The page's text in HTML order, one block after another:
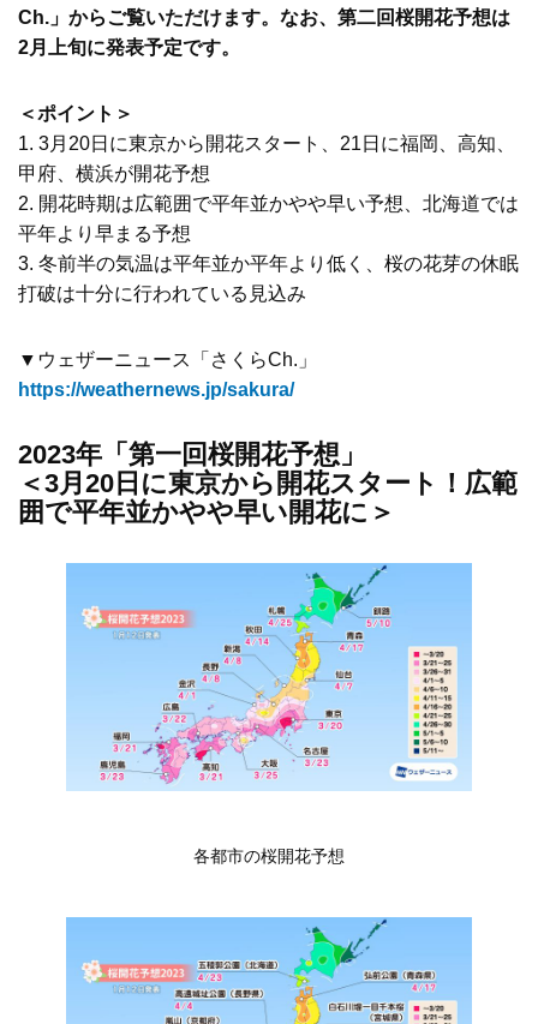
Ch.」からご覧いただけます。なお、第二回桜開花予想は
2月上旬に発表予定です。
＜ポイント＞
1. 3月20日に東京から開花スタート、21日に福岡、高知、
甲府、横浜が開花予想
2. 開花時期は広範囲で平年並かやや早い予想、北海道では
平年より早まる予想
3. 冬前半の気温は平年並か平年より低く、桜の花芽の休眠
打破は十分に行われている見込み
▼ウェザーニュース「さくらCh.」
https://weathernews.jp/sakura/
2023年「第一回桜開花予想」
＜3月20日に東京から開花スタート！広範
囲で平年並かやや早い開花に＞
各都市の桜開花予想